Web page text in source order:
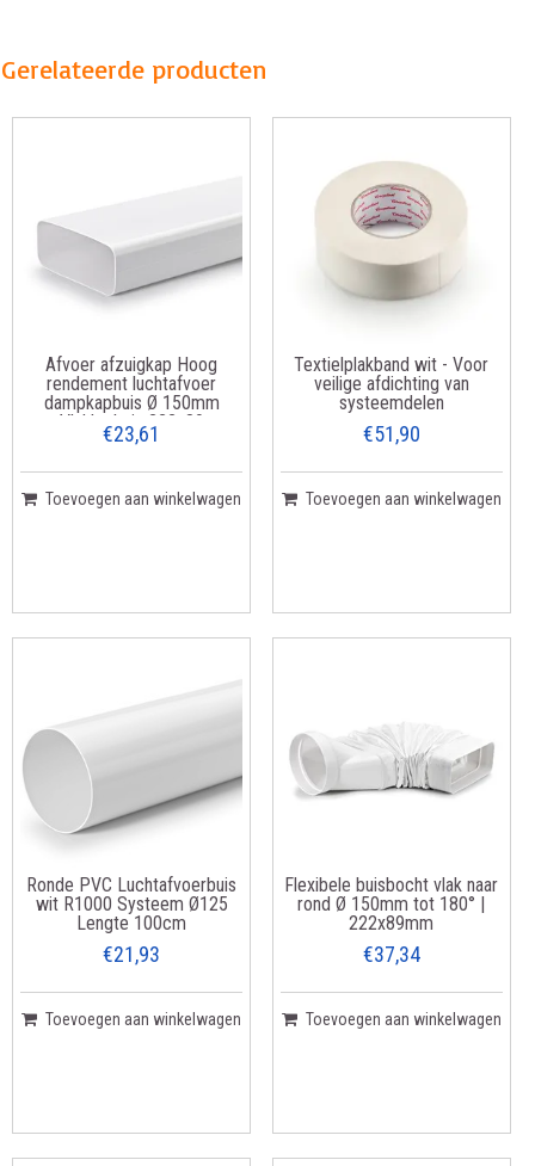
Gerelateerde producten
Afvoer afzuigkap Hoog
rendement luchtafvoer
dampkapbuis Ø 150mm
Vlakke buis 222x89
€23,61
Toevoegen aan winkelwagen
Textielplakband wit - Voor
veilige afdichting van
systeemdelen
€51,90
Toevoegen aan winkelwagen
Ronde PVC Luchtafvoerbuis
wit R1000 Systeem Ø125
Lengte 100cm
€21,93
Toevoegen aan winkelwagen
Flexibele buisbocht vlak naar
rond Ø 150mm tot 180° |
222x89mm
€37,34
Toevoegen aan winkelwagen